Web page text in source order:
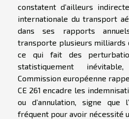
constatent d’ailleurs
internationale du transport
dans ses rapports
transporte plusieurs milliards
ce qui fait des
statistiquement
Commission européenne
CE 261 encadre les
ou d’annulation, signe que
fréquent pour avoir nécessité